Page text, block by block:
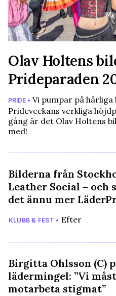
Olav Holtens
Prideparaden
PRIDE • Vi pumpar på
Prideveckans verkliga
gång är det Olav Holtens
med!
Bilderna från
Leather Social – och
det ännu mer
KLUBB & FEST • Efter
Birgitta Ohlsson (C)
lädermingel: ”Vi
motarbeta stigmat”